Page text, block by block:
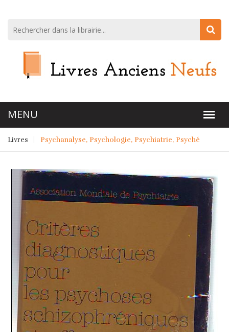
Livres Psychanalyse, Psychologie, Psychiatrie, Psyché